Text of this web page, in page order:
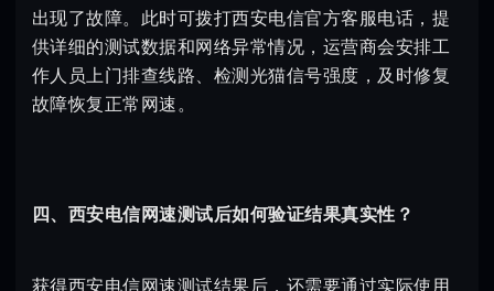
出现了故障。此时可拨打西安电信官方客服电话，提
供详细的测试数据和网络异常情况，运营商会安排工
作人员上门排查线路、检测光猫信号强度，及时修复
故障恢复正常网速。
四、西安电信网速测试后如何验证结果真实性？
获得西安电信网速测试结果后，还需要通过实际使用